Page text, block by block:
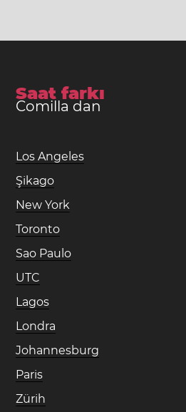
Saat farkı
Comilla dan
Los Angeles
Şikago
New York
Toronto
Sao Paulo
UTC
Lagos
Londra
Johannesburg
Paris
Zürih